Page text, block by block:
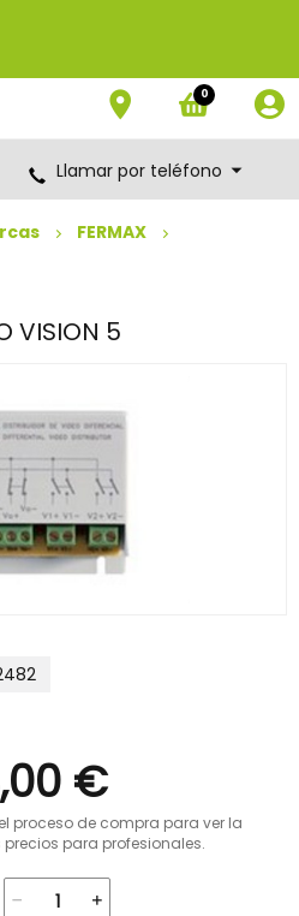
0
Llamar por teléfono
FERMAX
VISION 5
€
proceso de compra para ver la
para profesionales.